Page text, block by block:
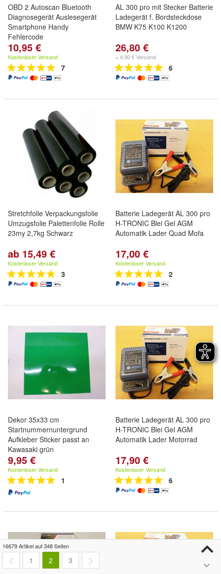
OBD 2 Autoscan Bluetooth
Diagnosegerät Auslesegerät
Smartphone Handy
Fehlercode
10,95 €
Kostenloser Versand
7
AL 300 pro mit Stecker Batterie
Ladegerät f. Bordsteckdose
BMW K75 K100 K1200
26,80 €
+ 4,90 € Versand
6
Stretchfolie Verpackungsfolie
Umzugsfolie Palettenfolie Rolle
23my 2,7kg Schwarz
ab 15,49 €
Kostenloser Versand
3
Batterie Ladegerät AL 300 pro
H-TRONIC Blei Gel AGM
Automatik Lader Quad Mofa
17,00 €
Kostenloser Versand
2
Dekor 35x33 cm
Startnummernuntergrund
Aufkleber Sticker passt an
Kawasaki grün
9,95 €
Kostenloser Versand
1
Batterie Ladegerät AL 300 pro
H-TRONIC Blei Gel AGM
Automatik Lader Motorrad
17,90 €
Kostenloser Versand
6
16679 Artikel auf 348 Seiten
1 2 3